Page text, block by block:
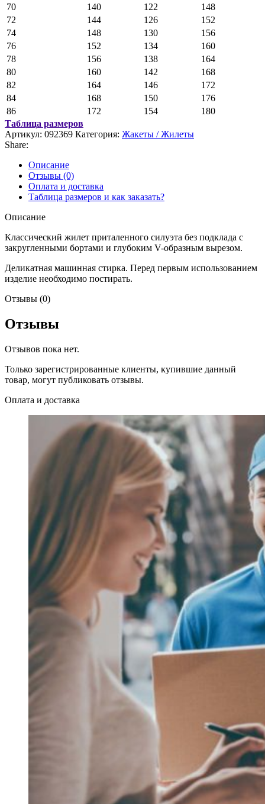
70
140 122
148
72
144 126
152
74
148 130
156
76
152 134
160
78
156 138
164
80
160 142
168
82
164 146
172
84
168 150
176
86
172 154
180
Таблица размеров
Артикул: 092369 Категория: Жакеты / Жилеты
Share:
Описание
Отзывы (0)
Оплата и доставка
Таблица размеров и как заказать?
Описание
Классический жилет приталенного силуэта без подклада с
закругленными бортами и глубоким V-образным вырезом.
Деликатная машинная стирка. Перед первым использованием
изделие необходимо постирать.
Отзывы (0)
Отзывы
Отзывов пока нет.
Только зарегистрированные клиенты, купившие данный
товар, могут публиковать отзывы.
Оплата и доставка